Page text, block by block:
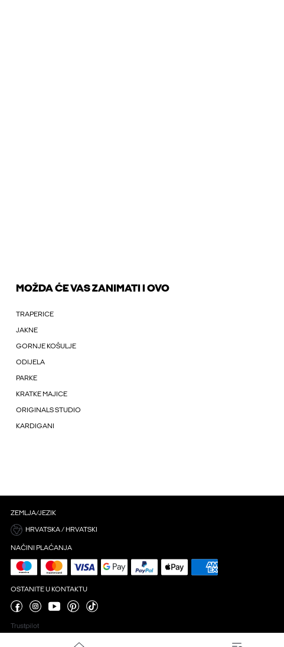
MOŽDA ĆE VAS ZANIMATI I OVO
TRAPERICE
JAKNE
GORNJE KOŠULJE
ODIJELA
PARKE
KRATKE MAJICE
ORIGINALS STUDIO
KARDIGANI
ZEMLJA/JEZIK
HRVATSKA / HRVATSKI
NAČINI PLAĆANJA
OSTANITE U KONTAKTU
Trustpilot